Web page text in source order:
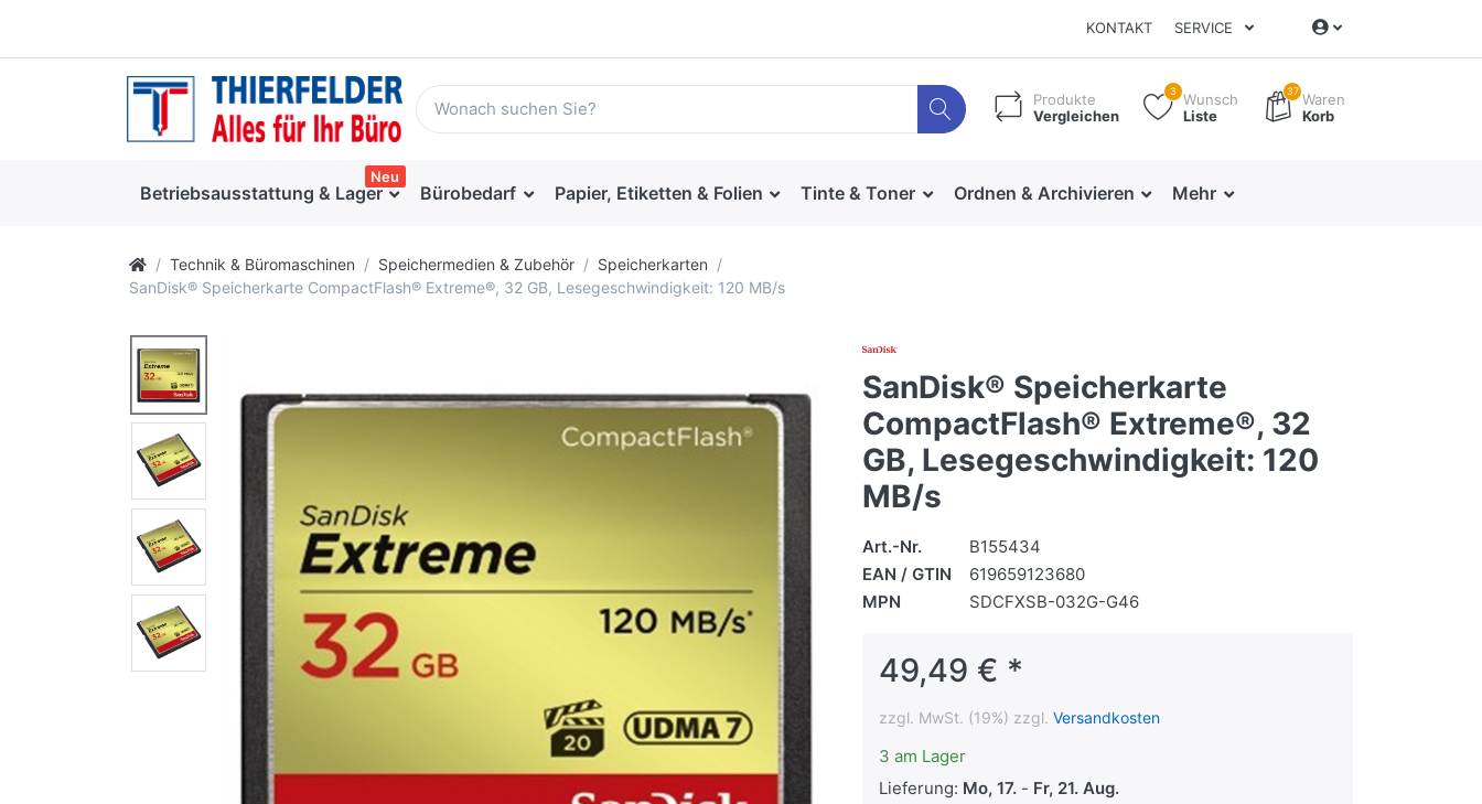
KONTAKT SERVICE
Produkte
Vergleichen
3
Wunsch
Liste
37 Waren
Korb
Betriebsausstattung & Lager
Neu
Bürobedarf Papier, Etiketten & Folien Tinte & Toner Ordnen & Archivieren Mehr
Technik & Büromaschinen Speichermedien & Zubehör
Speicherkarten
SanDisk® Speicherkarte CompactFlash® Extreme®, 32 GB, Lesegeschwindigkeit: 120 MB/s
SanDisk® Speicherkarte
CompactFlash® Extreme®, 32
GB, Lesegeschwindigkeit: 120
MB/s
Art.-Nr.
B155434
EAN / GTIN
619659123680
MPN
SDCFXSB-032G-G46
49,49 € *
zzgl. MwSt. (19%) zzgl. Versandkosten
3 am Lager
Lieferung: Mo, 17.- Fr, 21. Aug.